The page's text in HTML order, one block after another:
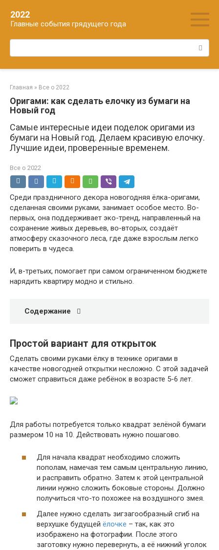
контенту
2022
Главные события грядущего года
Главная » Все о 2022
Оригами: как сделать елочку из бумаги на
Новый год
Самые интересные идеи поделок оригами из
бумаги на Новый год. Делаем красивую елочку.
Лучшие идеи, проверенные временем.
Все о 2022
Среди праздничного декора новогодняя ёлка-оригами,
сделанная своими руками, занимает особое место. Во-
первых, она поддерживает эко-тренд, направленный на
сохранение живых деревьев, во-вторых, создаёт
атмосферу сказочного леса, где даже взрослым легко
поверить в чудеса.
И, в-третьих, помогает при самом ограниченном бюджете
нарядить квартиру модно и стильно.
Содержание
Простой вариант для открыток
Сделать своими руками ёлку в технике оригами в
качестве новогодней открытки несложно. С этой задачей
сможет справиться даже ребёнок в возрасте 5-6 лет.
Для работы потребуется только квадрат зелёной бумаги
размером 10 на 10. Действовать нужно пошагово.
Для начала квадрат необходимо сложить
пополам, намечая тем самым центральную линию,
и расправить обратно. Затем к этой центральной
линии нужно сложить боковые стороны. Должно
получиться что-то похожее на воздушного змея.
Далее нужно сделать зигзагообразный сгиб на
верхушке будущей ёлочке – так, как это
изображено на фотографии. После этого
заготовку нужно перевернуть, а её нижний уголок